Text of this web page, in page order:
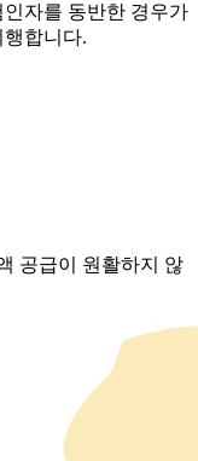
자를 동반한 경우가
합니다.
공급이 원활하지 않